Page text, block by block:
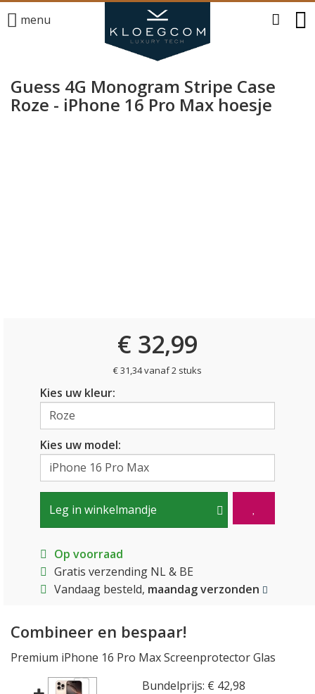
menu
Guess 4G Monogram Stripe Case
Roze - iPhone 16 Pro Max hoesje
€ 32,99
€ 31,34 vanaf 2 stuks
Kies uw kleur:
Kies uw model:
Leg in winkelmandje
Op voorraad
Gratis verzending NL & BE
Vandaag besteld, maandag verzonden
Combineer en bespaar!
Premium iPhone 16 Pro Max Screenprotector Glas
Bundelprijs: € 42,98